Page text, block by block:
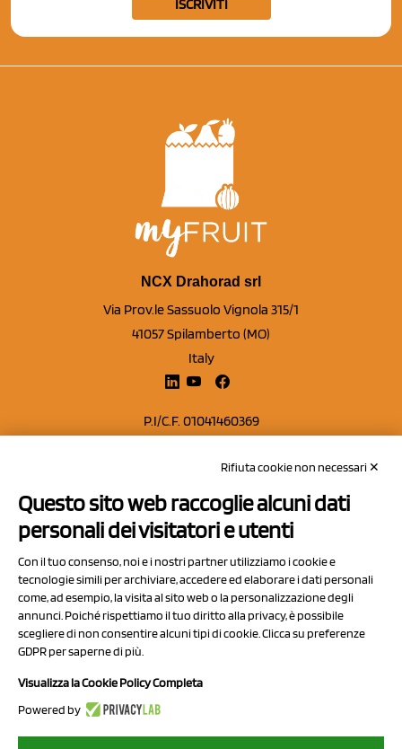
ISCRIVITI
NCX Drahorad srl
Via Prov.le Sassuolo Vignola 315/1
41057 Spilamberto (MO)
Italy
P.I/C.F. 01041460369
Capitale sociale Euro 50.000,00 i.v.
Contatti
Privacy Policy
Cookie Policy
Chi Siamo
2023 NCX Drahorad srl - All rights reserved
Rifiuta cookie non necessari ✕
Questo sito web raccoglie alcuni dati
personali dei visitatori e utenti
Con il tuo consenso, noi e i nostri partner utilizziamo i cookie e
tecnologie simili per archiviare, accedere ed elaborare i dati personali
come, ad esempio, la visita al sito web o la personalizzazione degli
annunci. Poiché rispettiamo il tuo diritto alla privacy, è possibile
scegliere di non consentire alcuni tipi di cookie. Clicca su preferenze
GDPR per saperne di più.
Visualizza la Cookie Policy Completa
Powered by